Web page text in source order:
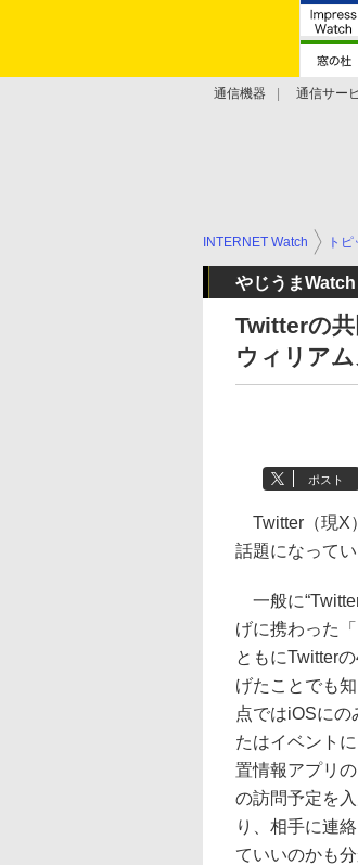
通信機器 通信サー
INTERNET Watch トピ
やじうまWatch
Twitterの
ウィリア
ポスト
Twitter（現X
話題になってい
一般に
げに携わった
ともにTwitter
げたことでも
点ではiOSにの
たはイベント
置情報アプリ
の訪問予定を
り、相手に連
ていいのかも